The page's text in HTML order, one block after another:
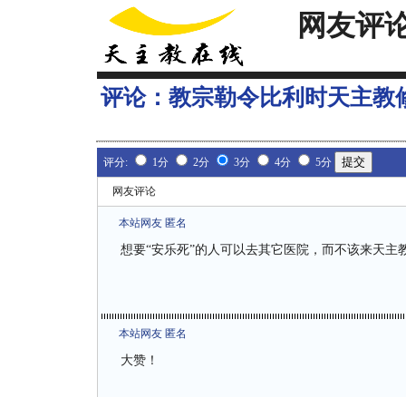
网友评
评论： 教宗勒令比利时天主教
评分: 1分 2分 3分 4分 5分
网友评论
本站网友 匿名
想要“安乐死”的人可以去其它医院，而不该来天主
本站网友 匿名
大赞！